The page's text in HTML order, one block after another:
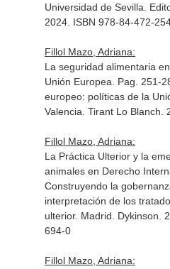
Universidad de Sevilla .
2024. ISBN 978-84-472-
Fillol Mazo, Adriana:
La seguridad alimentaria
Unión Europea. Pag. 251-
europeo: políticas de la
Valencia. Tirant Lo Blanch.
Fillol Mazo, Adriana:
La Práctica Ulterior y la
animales en Derecho
Construyendo la
interpretación de los
ulterior. Madrid. Dykinson.
694-0
Fillol Mazo, Adriana: